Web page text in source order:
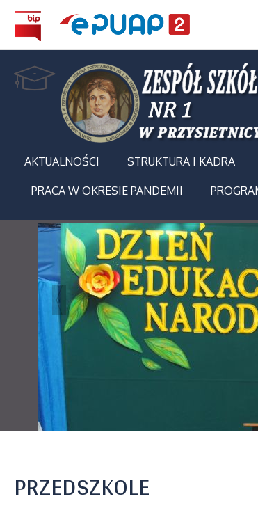
AKTUALNOŚCI STRUKTURA I KADRA
PRACA W OKRESIE PANDEMII
PRZEDSZKOLE